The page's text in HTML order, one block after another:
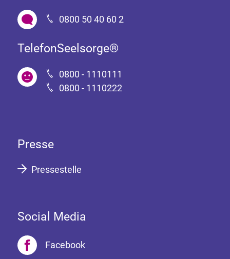
0800 50 40 60 2
TelefonSeelsorge®
0800 - 1110111
0800 - 1110222
Presse
Pressestelle
Social Media
Facebook